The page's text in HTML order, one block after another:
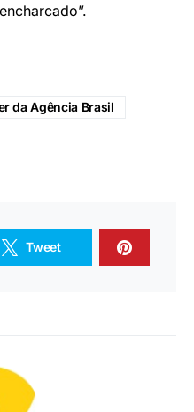
da Agência Brasil
Tweet